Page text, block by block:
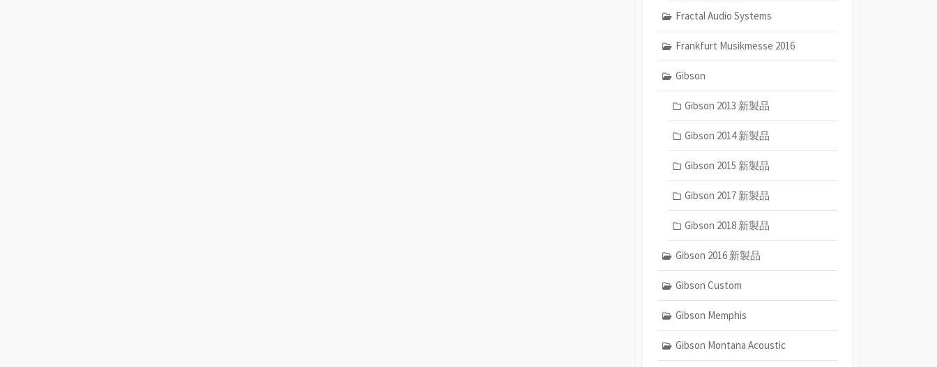
Fractal Audio Systems
Frankfurt Musikmesse 2016
Gibson
Gibson 2013 新製品
Gibson 2014 新製品
Gibson 2015 新製品
Gibson 2017 新製品
Gibson 2018 新製品
Gibson 2016 新製品
Gibson Custom
Gibson Memphis
Gibson Montana Acoustic